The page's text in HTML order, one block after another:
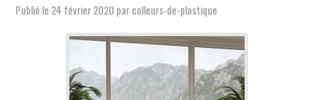
Publié le 24 février 2020 parcolleurs-de-plastique